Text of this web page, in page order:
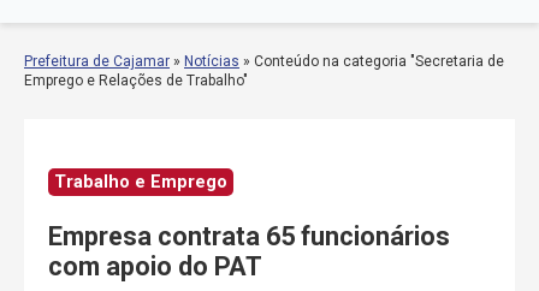
Prefeitura de Cajamar » Notícias » Conteúdo na categoria "Secretaria de
Emprego e Relações de Trabalho"
Trabalho e Emprego
Empresa contrata 65 funcionários
com apoio do PAT